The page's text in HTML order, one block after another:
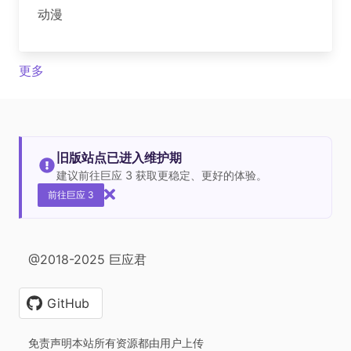
动漫
更多
旧版站点已进入维护期
建议前往巨应 3 获取更稳定、更好的体验。
前往巨应 3
@2018-2025 巨应君
GitHub
免责声明本站所有资源都由用户上传